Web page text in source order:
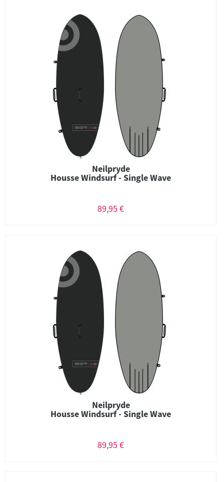
Neilpryde
Housse Windsurf - Single Wave
89,95 €
Neilpryde
Housse Windsurf - Single Wave
89,95 €